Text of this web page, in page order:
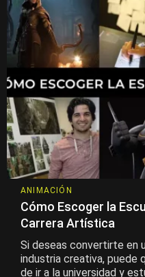
ANIMACIÓN
Cómo Escoger la
Carrera Artística
Si deseas convertirte en
industria creativa, puede
de ir a la universidad y